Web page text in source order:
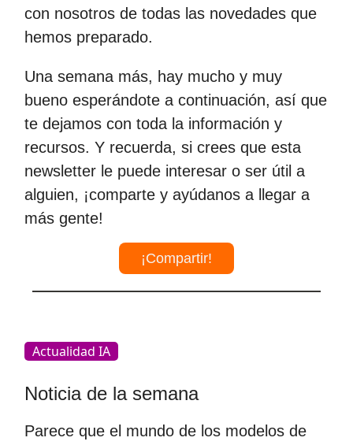
con nosotros de todas las novedades que
hemos preparado.
Una semana más, hay mucho y muy
bueno esperándote a continuación, así que
te dejamos con toda la información y
recursos. Y recuerda, si crees que esta
newsletter le puede interesar o ser útil a
alguien, ¡comparte y ayúdanos a llegar a
más gente!
¡Compartir!
Actualidad IA
Noticia de la semana
Parece que el mundo de los modelos de